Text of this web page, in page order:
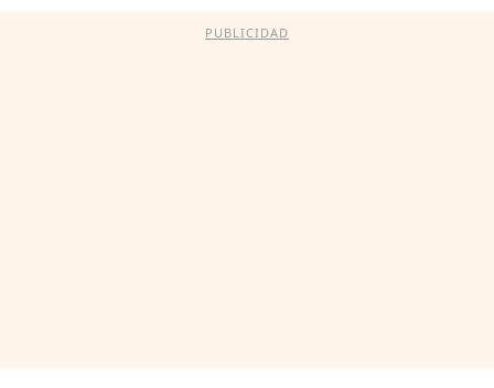
PUBLICIDAD